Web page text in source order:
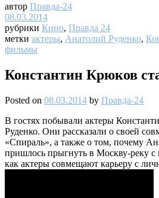
автор Правда-24
08.03.2014
рубрики Кино, Правда 24
метки актеры, Анатолий Руденко,
фильмы
Константин Крюков
Posted on 08.03.2014 by Правда-24
В гостях побывали актеры
Руденко. Они рассказали о своей
«Спираль», а также о том, почему
пришлось прыгнуть в Москву-реку с
как актеры совмещают карьеру с